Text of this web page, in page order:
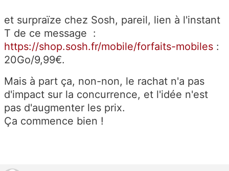
et surpraïze chez Sosh, pareil, lien à l'instant
T de ce message :
https://shop.sosh.fr/mobile/forfaits-mobiles :
20Go/9,99€.
Mais à part ça, non-non, le rachat n'a pas
d'impact sur la concurrence, et l'idée n'est
pas d'augmenter les prix.
Ça commence bien !